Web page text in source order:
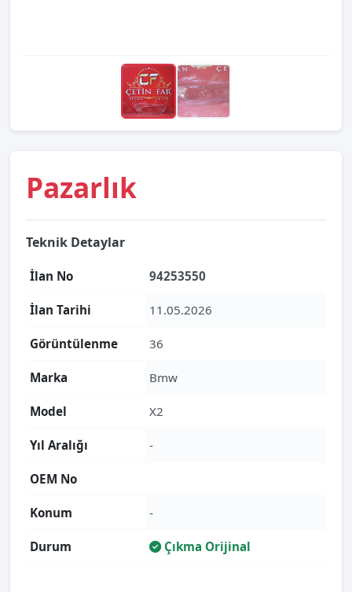
Pazarlık
Teknik Detaylar
İlan No 94253550
İlan Tarihi 11.05.2026
Görüntülenme 36
Marka Bmw
Model X2
Yıl Aralığı -
OEM No
Konum -
Durum Çıkma Orijinal